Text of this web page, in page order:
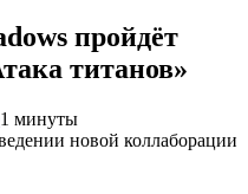
пройдёт
титанов»
1 минуты
новой коллаборации